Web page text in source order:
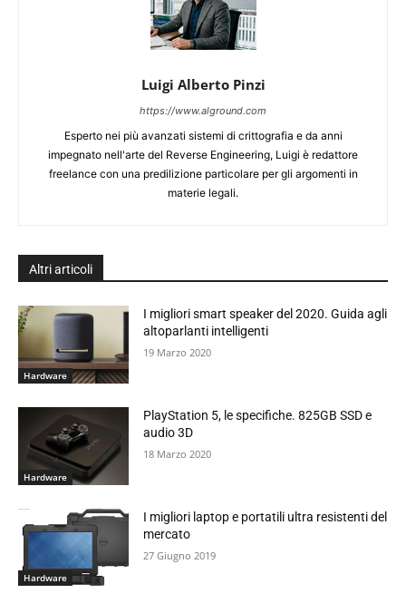
Luigi Alberto Pinzi
https://www.alground.com
Esperto nei più avanzati sistemi di crittografia e da anni
impegnato nell'arte del Reverse Engineering, Luigi è redattore
freelance con una predilizione particolare per gli argomenti in
materie legali.
Altri articoli
Hardware
I migliori smart speaker del 2020. Guida agli
altoparlanti intelligenti
19 Marzo 2020
Hardware
PlayStation 5, le specifiche. 825GB SSD e
audio 3D
18 Marzo 2020
Hardware
I migliori laptop e portatili ultra resistenti del
mercato
27 Giugno 2019